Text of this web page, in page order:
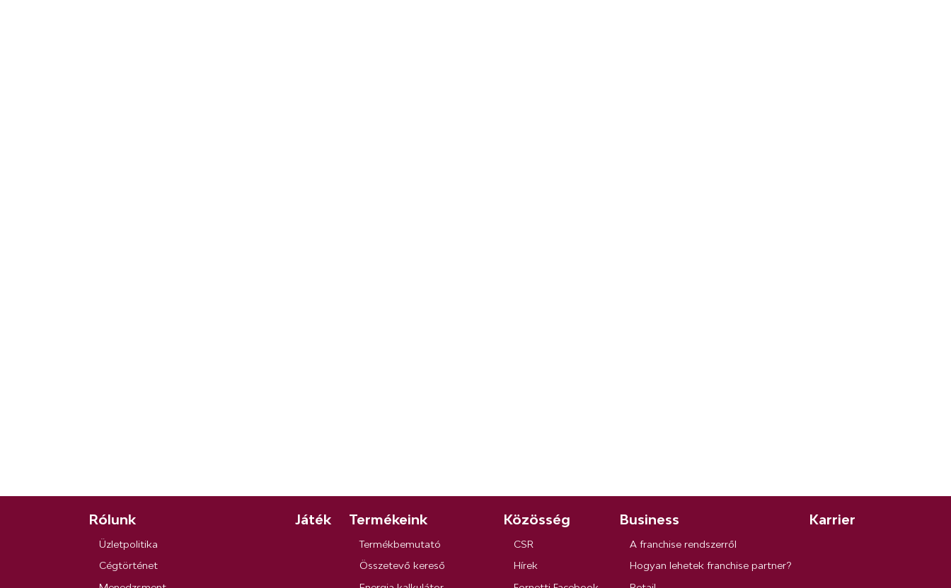
Rólunk
Üzletpolitika
Cégtörténet
Játék Termékeink
Termékbemutató
Összetevő kereső
Közösség
CSR
Hírek
Business
A franchise rendszerről
Hogyan lehetek franchise partner?
Karrier